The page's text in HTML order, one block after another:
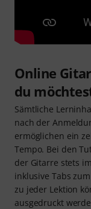
Online
du
Sämtliche
nach der
ermöglichen ein
Tempo. Bei den
der Gitarre stets
inklusive Tabs
zu jeder Lektion
ausgedruckt